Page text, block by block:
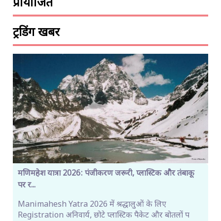
प्रायोजित
ट्रेंडिंग खबरें
मणिमहेश यात्रा 2026: पंजीकरण जरूरी, प्लास्टिक और तंबाकू
पर र...
Manimahesh Yatra 2026 में श्रद्धालुओं के लिए
Registration अनिवार्य, छोटे प्लास्टिक पैकेट और बोतलों प